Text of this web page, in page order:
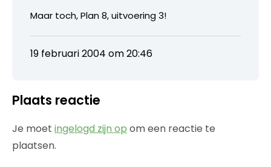
Maar toch, Plan 8, uitvoering 3!
19 februari 2004 om 20:46
Plaats reactie
Je moet ingelogd zijn op om een reactie te
plaatsen.